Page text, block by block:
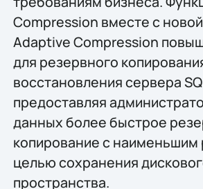
Compression вместе с
Adaptive Compression
для резервного
восстановления сервера
предоставляя
данных более быстрое
копирование с
целью сохранения
пространства.